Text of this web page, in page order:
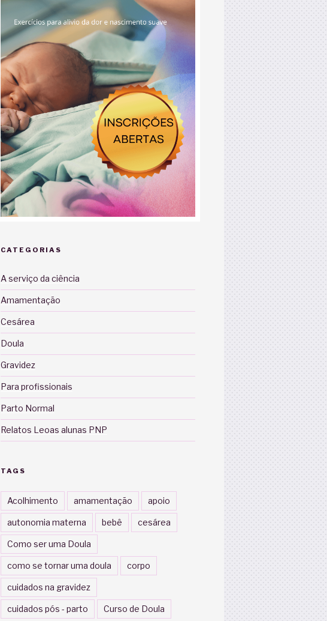
CATEGORIAS
A serviço da ciência
Amamentação
Cesárea
Doula
Gravidez
Para profissionais
Parto Normal
Relatos Leoas alunas PNP
TAGS
Acolhimento amamentação apoio
autonomia materna bebê cesárea
Como ser uma Doula
como se tornar uma doula corpo
cuidados na gravidez
cuidados pós - parto Curso de Doula